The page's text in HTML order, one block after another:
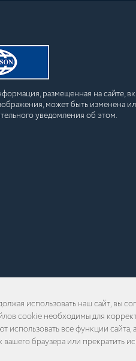
размещенная на сайте,
может быть изменена
уведомления об этом.
использовать наш сайт, вы
cookie необходимы для
все функции
браузера или прекратить